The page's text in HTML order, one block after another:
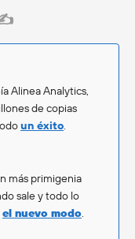
✍️
Alinea Analytics,
de copias
un éxito.
más primigenia
sale y todo lo
el nuevo modo.